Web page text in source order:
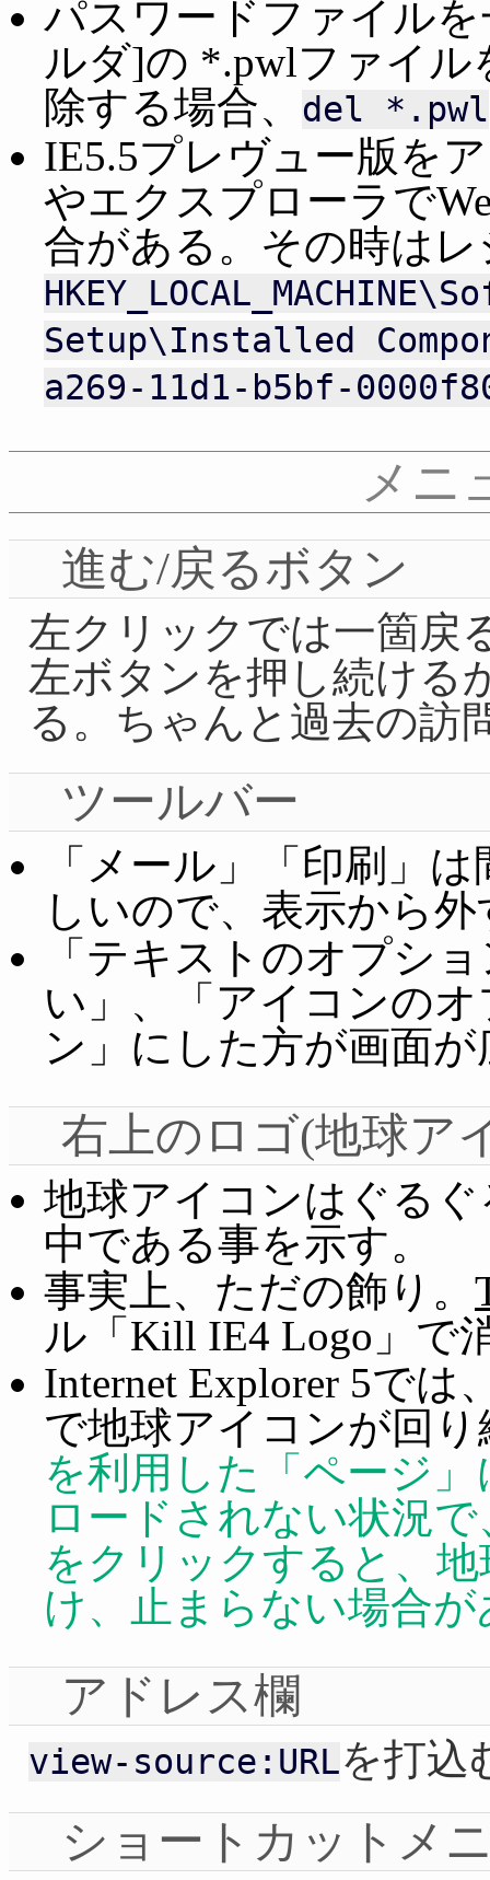
パスワードファイル
ルダ]の *.pwlファイル
除する場合、
del *.pwl
IE5.5プレヴュー版を
やエクスプローラで
合がある。その時は
Setup\Installed
a269-11d1-b5bf-
メニ
進む/戻るボタン
左クリックでは一箇戻
左ボタンを押し続ける
る。ちゃんと過去の訪
ツールバー
「メール」「印刷」
しいので、表示から
「テキストのオプシ
い」、「アイコンの
ン」にした方が画面
右上のロゴ(地球ア
地球アイコンはぐる
中である事を示す。
事実上、ただの飾り。
ル「Kill IE4 Logo」で
Internet Explorer 5で
で地球アイコンが回
を利用した「ページ
ロードされない状況
をクリックすると、
け、止まらない場合が
アドレス欄
view-source:URLを打込
ショートカットメ